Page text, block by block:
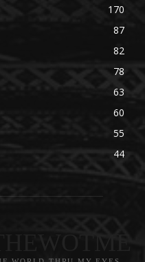
170
87
82
78
63
60
55
44